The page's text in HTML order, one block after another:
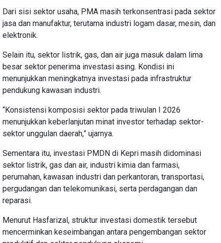
Dari sisi sektor usaha, PMA masih terkonsentrasi pada sektor
jasa dan manufaktur, terutama industri logam dasar, mesin, dan
elektronik.
Selain itu, sektor listrik, gas, dan air juga masuk dalam lima
besar sektor penerima investasi asing. Kondisi ini
menunjukkan meningkatnya investasi pada infrastruktur
pendukung kawasan industri.
“Konsistensi komposisi sektor pada triwulan I 2026
menunjukkan keberlanjutan minat investor terhadap sektor-
sektor unggulan daerah,” ujarnya.
Sementara itu, investasi PMDN di Kepri masih didominasi
sektor listrik, gas dan air, industri kimia dan farmasi,
perumahan, kawasan industri dan perkantoran, transportasi,
pergudangan dan telekomunikasi, serta perdagangan dan
reparasi.
Menurut Hasfarizal, struktur investasi domestik tersebut
mencerminkan keseimbangan antara pengembangan sektor